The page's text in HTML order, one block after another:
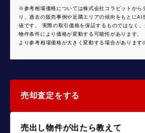
※参考相場価格については株式会社コラビットから
り、過去の販売事例や近隣エリアの傾向をもとにAI
値です。 実際の取引価格を保証するものではなく
物件条件により価格が変動する可能性があります。
より参考相場価格が大きく変動する場合があります
売却査定をする
売出し物件が出たら教えて